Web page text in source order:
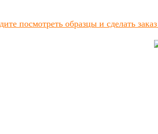
посмотреть образцы и сделать